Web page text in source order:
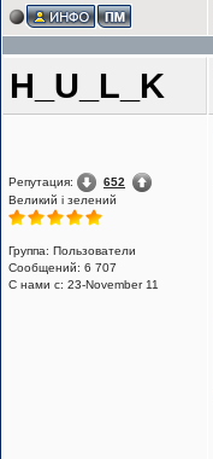
H_U_L_K
Репутация:
652
Великий i зелений
Группа: Пользователи
Сообщений: 6 707
С нами с: 23-November 11